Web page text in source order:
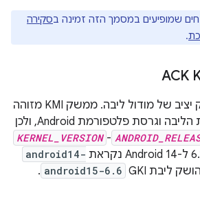
שמופיעים במסמך הזה זמינה בסקירה
.
לליבות GKI יש ממשק יציב של מודול ליבה. ממשק KMI מזוהה
באופן ייחודי לפי גרסת הליבה וגרסת פלטפורמת Android, ולכן
-
KERNEL_VERSION
android14-
android15-6.6
.